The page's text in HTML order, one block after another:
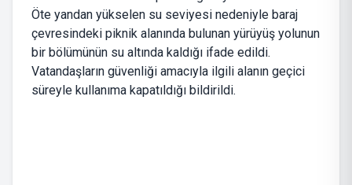
Öte yandan yükselen su seviyesi nedeniyle baraj
çevresindeki piknik alanında bulunan yürüyüş yolunun
bir bölümünün su altında kaldığı ifade edildi.
Vatandaşların güvenliği amacıyla ilgili alanın geçici
süreyle kullanıma kapatıldığı bildirildi.